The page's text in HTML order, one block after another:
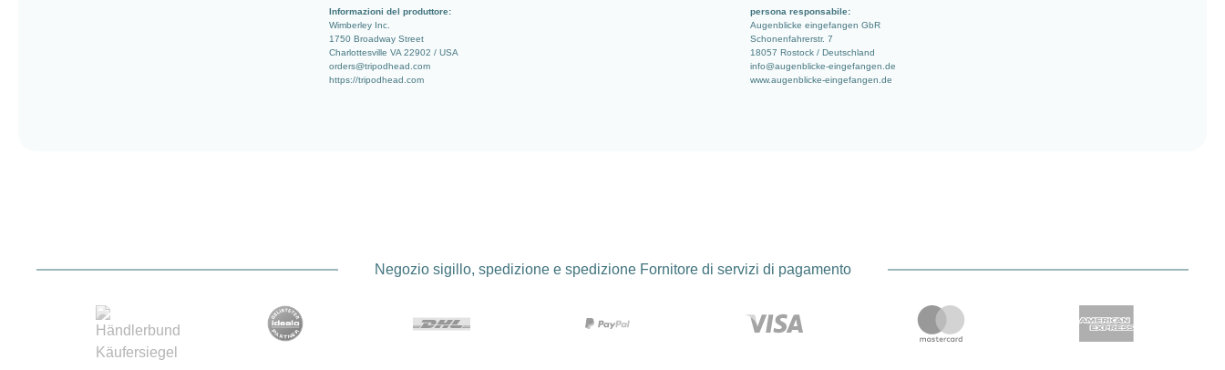
Informazioni del produttore:
Wimberley Inc.
1750 Broadway Street
Charlottesville VA 22902 / USA
orders@tripodhead.com
https://tripodhead.com
persona responsabile:
Augenblicke eingefangen GbR
Schonenfahrerstr. 7
18057 Rostock / Deutschland
info@augenblicke-eingefangen.de
www.augenblicke-eingefangen.de
Negozio sigillo, spedizione e spedizione Fornitore di servizi di pagamento